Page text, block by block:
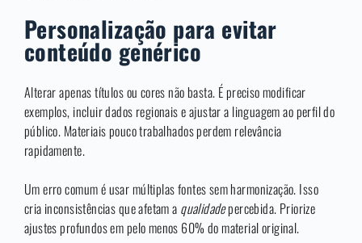
Personalização para evitar
conteúdo genérico
Alterar apenas títulos ou cores não basta. É preciso modificar
exemplos, incluir dados regionais e ajustar a linguagem ao perfil do
público. Materiais pouco trabalhados perdem relevância
rapidamente.
Um erro comum é usar múltiplas fontes sem harmonização. Isso
cria inconsistências que afetam a qualidadepercebida. Priorize
ajustes profundos em pelo menos 60% do material original.